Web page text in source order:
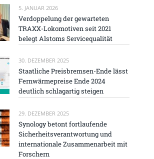
5. JANUAR 2026
Verdoppelung der gewarteten
TRAXX-Lokomotiven seit 2021
belegt Alstoms Servicequalität
30. DEZEMBER 2025
Staatliche Preisbremsen-Ende lässt
Fernwärmepreise Ende 2024
deutlich schlagartig steigen
29. DEZEMBER 2025
Synology betont fortlaufende
Sicherheitsverantwortung und
internationale Zusammenarbeit mit
Forschern